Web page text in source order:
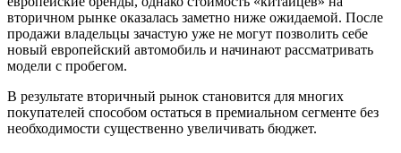
вторичном рынке оказалась заметно ниже ожидаемой. После
продажи владельцы зачастую уже не могут позволить себе
новый европейский автомобиль и начинают рассматривать
модели с пробегом.
В результате вторичный рынок становится для многих
покупателей способом остаться в премиальном сегменте без
необходимости существенно увеличивать бюджет.